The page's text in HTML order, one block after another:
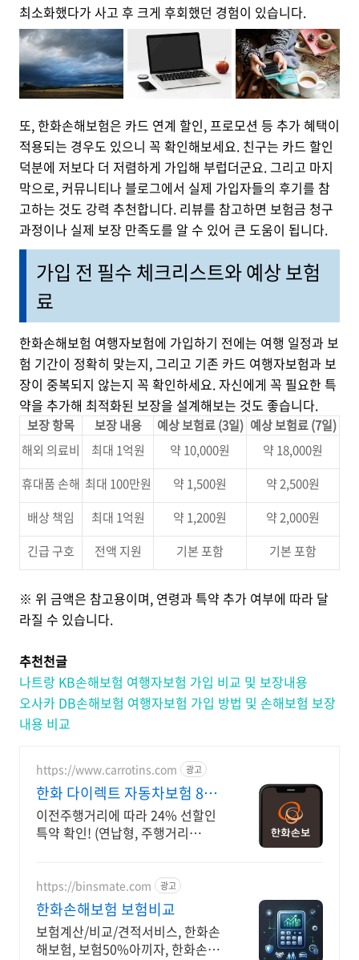
최소화했다가 사고 후 크게 후회했던 경험이 있습니다.
또, 한화손해보험은 카드 연계 할인, 프로모션 등 추가 혜택이
적용되는 경우도 있으니 꼭 확인해보세요. 친구는 카드 할인
덕분에 저보다 더 저렴하게 가입해 부럽더군요. 그리고 마지
막으로, 커뮤니티나 블로그에서 실제 가입자들의 후기를 참
고하는 것도 강력 추천합니다. 리뷰를 참고하면 보험금 청구
과정이나 실제 보장 만족도를 알 수 있어 큰 도움이 됩니다.
가입 전 필수 체크리스트와 예상 보험
료
한화손해보험 여행자보험에 가입하기 전에는 여행 일정과 보
험 기간이 정확히 맞는지, 그리고 기존 카드 여행자보험과 보
장이 중복되지 않는지 꼭 확인하세요. 자신에게 꼭 필요한 특
약을 추가해 최적화된 보장을 설계해보는 것도 좋습니다.
보장 항목 보장 내용 예상 보험료 (3일) 예상 보험료 (7일)
해외 의료비
최대 1억원 약 10,000원
약 18,000원
휴대품 손해 최대 100만원 약 1,500원
약 2,500원
배상 책임
최대 1억원 약 1,200원
약 2,000원
긴급 구호
전액 지원 기본 포함 기본 포함
※ 위 금액은 참고용이며, 연령과 특약 추가 여부에 따라 달
라질 수 있습니다.
추천천글
나트랑 KB손해보험 여행자보험 가입 비교 및 보장내용
오사카 DB손해보험 여행자보험 가입 방법 및 손해보험 보장
내용 비교
https://www.carrotins.com 광고
한화 다이렉트 자동차보험 8월
내차보험료얼마?
이전주행거리에 따라 24% 선할인
특약 확인! (연납형, 주행거리
https://binsmate.com 광고
한화손해보험 보험비교
보험계산/비교/견적서비스, 한화손
해보험, 보험50%아끼자, 한화손해